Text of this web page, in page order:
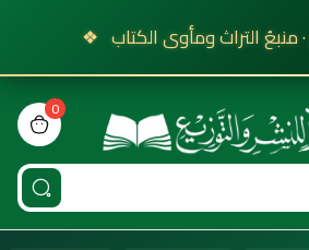
· منبعُ التراث ومأوى الكتاب ❖
0
bag